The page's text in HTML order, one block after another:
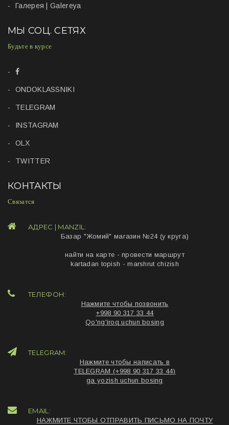
Галерея | Galereya
МЫ СОЦ. СЕТЯХ
Будьте в курсе
ONDOKLASSNIKI
TELEGRAM
INSTAGRAM
OLX
TWITTER
КОНТАКТЫ
Связатся
АДРЕС | MANZIL:
Базар "Жомий" магазин №24 (у круга)
найти на карте - провести маршрут
kartadan topish - marshrut chizish
ТЕЛЕФОН:
Нажмите чтобы позвонить
+998 90 317 33 44
Qo'ng'iroq uchun bosing
TELEGRAM:
Нажмите чтобы написать в
TELEGRAM (+998 90 317 33 44)
ga yozish uchun bosing
EMAIL:
НАЖМИТЕ ЧТОБЫ ОТПРАВИТЬ ПИСЬМО НА ПОЧТУ